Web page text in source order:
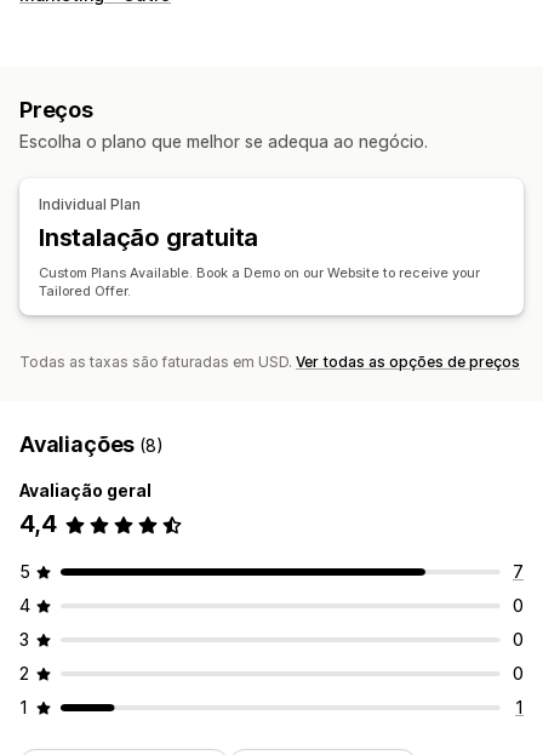
Preços
Escolha o plano que melhor se adequa ao negócio.
Individual Plan
Instalação gratuita
Custom Plans Available. Book a Demo on our Website to receive your
Tailored Offer.
Todas as taxas são faturadas em USD. Ver todas as opções de preços
Avaliações (8)
Avaliação geral
4,4
5
7
4
0
3
0
2
0
1
1